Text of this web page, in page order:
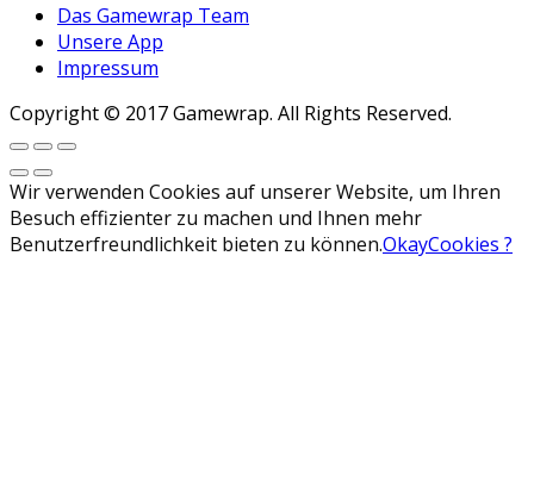
Das Gamewrap Team
Unsere App
Impressum
Copyright © 2017 Gamewrap. All Rights Reserved.
Wir verwenden Cookies auf unserer Website, um Ihren
Besuch effizienter zu machen und Ihnen mehr
Benutzerfreundlichkeit bieten zu können.OkayCookies ?